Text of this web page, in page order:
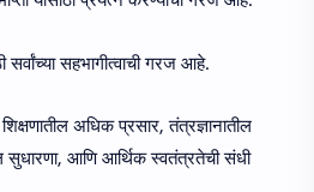
सर्वांच्या सहभागीत्वाची गरज आहे.
शिक्षणातील अधिक प्रसार, तंत्रज्ञानातील
सुधारणा, आणि आर्थिक स्वतंत्रतेची संधी